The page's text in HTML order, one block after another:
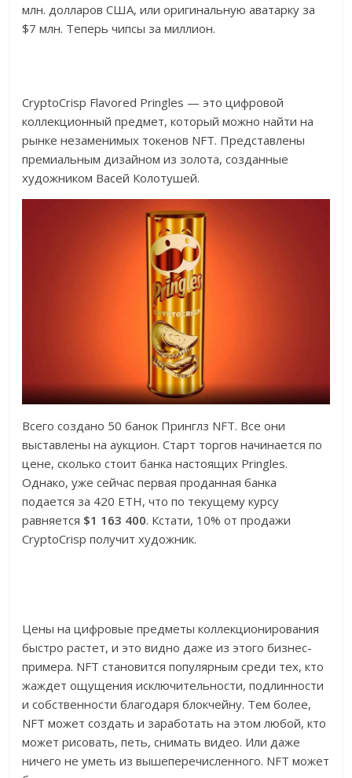
млн. долларов США, или оригинальную аватарку за
$7 млн. Теперь чипсы за миллион.
CryptoCrisp Flavored Pringles — это цифровой
коллекционный предмет, который можно найти на
рынке незаменимых токенов NFT. Представлены
премиальным дизайном из золота, созданные
художником Васей Колотушей.
Всего создано 50 банок Принглз NFT. Все они
выставлены на аукцион. Старт торгов начинается по
цене, сколько стоит банка настоящих Pringles.
Однако, уже сейчас первая проданная банка
подается за 420 ETH, что по текущему курсу
равняется $1 163 400. Кстати, 10% от продажи
CryptoCrisp получит художник.
Цены на цифровые предметы коллекционирования
быстро растет, и это видно даже из этого бизнес-
примера. NFT становится популярным среди тех, кто
жаждет ощущения исключительности, подлинности
и собственности благодаря блокчейну. Тем более,
NFT может создать и заработать на этом любой, кто
может рисовать, петь, снимать видео. Или даже
ничего не уметь из вышеперечисленного. NFT может